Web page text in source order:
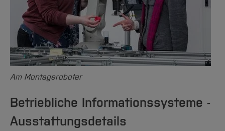
Am Montageroboter
Betriebliche Informationssysteme -
Ausstattungsdetails